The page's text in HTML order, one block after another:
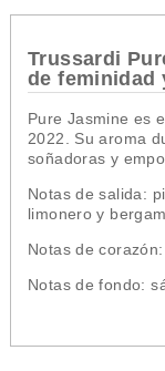
Trussardi
de feminidad
Pure Jasmine es
2022. Su aroma
soñadoras y
Notas de salida:
limonero y
Notas de
Notas de fondo: